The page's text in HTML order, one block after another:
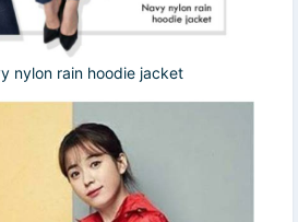
nylon rain hoodie jacket